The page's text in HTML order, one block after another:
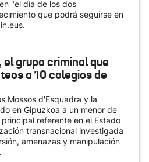
"el día de los dos
que podrá seguirse en
el grupo criminal que
a 10 colegios de
Mossos d'Esquadra y la
en Gipuzkoa a un menor de
referente en el Estado
transnacional investigada
amenazas y manipulación